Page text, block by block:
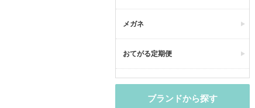
メガネ
おてがる定期便
ブランドから探す